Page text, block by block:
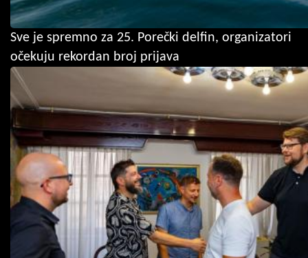
Sve je spremno za 25. Porečki delfin, organizatori
očekuju rekordan broj prijava